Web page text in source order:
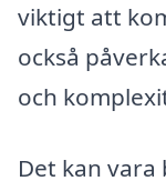
viktigt att
också
och
Det kan